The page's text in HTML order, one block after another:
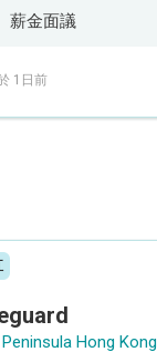
薪金面議
1日前
Hong Kong